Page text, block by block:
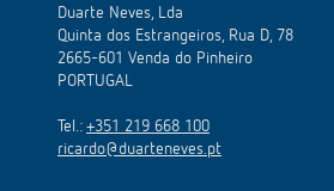
Duarte Neves, Lda
Quinta dos Estrangeiros, Rua D, 78
2665-601 Venda do Pinheiro
PORTUGAL
Tel.: +351 219 668 100
ricardo@duarteneves.pt